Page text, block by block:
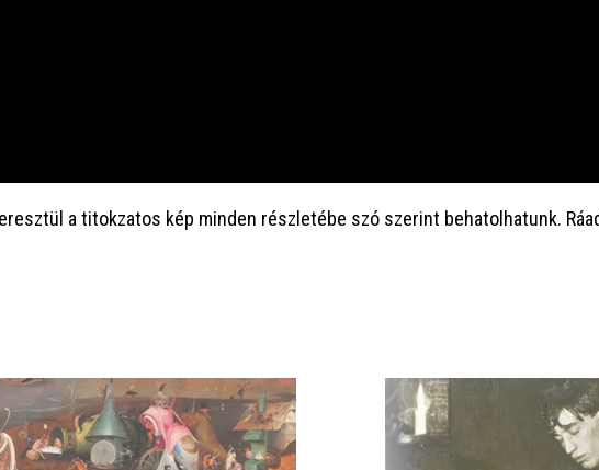
a titokzatos kép minden részletébe szó szerint behatolhatunk.